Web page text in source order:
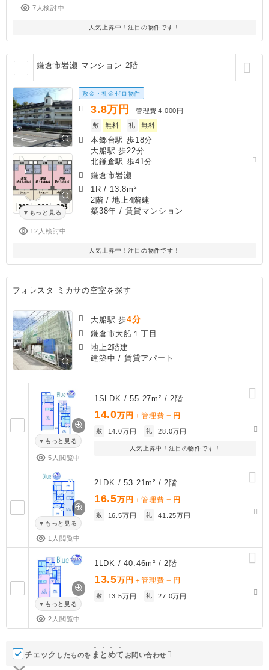
7人検討中
人気上昇中！注目の物件です！
鎌倉市岩瀬 マンション 2階
もっと見る
12人検討中
敷金・礼金ゼロ物件
3.8万円 管理費 4,000円
敷
無料 礼 無料
本郷台駅 歩18分
大船駅 歩22分
北鎌倉駅 歩41分
鎌倉市岩瀬
1R / 13.8m²
2階 / 地上4階建
築38年 / 賃貸マンション
人気上昇中！注目の物件です！
フォレスタ ミカサの空室を探す
大船駅 歩4分
鎌倉市大船１丁目
地上2階建
建築中 / 賃貸アパート
もっと見る
5人閲覧中
1SLDK / 55.27m² / 2階
14.0万円 ＋管理費 － 円
敷 14.0万円 礼 28.0万円
人気上昇中！注目の物件です！
もっと見る
1人閲覧中
2LDK / 53.21m² / 2階
16.5万円 ＋管理費 － 円
敷 16.5万円 礼 41.25万円
もっと見る
2人閲覧中
1LDK / 40.46m² / 2階
13.5万円 ＋管理費 － 円
敷 13.5万円 礼 27.0万円
チェック したものを ま と めて お問い合わせ